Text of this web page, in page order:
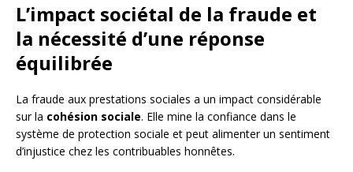
L’impact sociétal de la fraude et
la nécessité d’une réponse
équilibrée
La fraude aux prestations sociales a un impact considérable
sur la cohésion sociale. Elle mine la confiance dans le
système de protection sociale et peut alimenter un sentiment
d’injustice chez les contribuables honnêtes.